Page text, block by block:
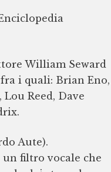
William Seward
i quali: Brian Eno,
Reed, Dave
Aute).
filtro vocale che